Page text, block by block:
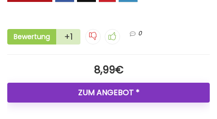
Bewertung +1 0
8,99€
ZUM ANGEBOT *